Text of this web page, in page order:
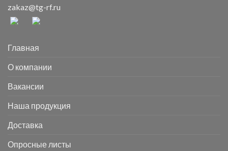
zakaz@tg-rf.ru
Главная
О компании
Вакансии
Наша продукция
Доставка
Опросные листы